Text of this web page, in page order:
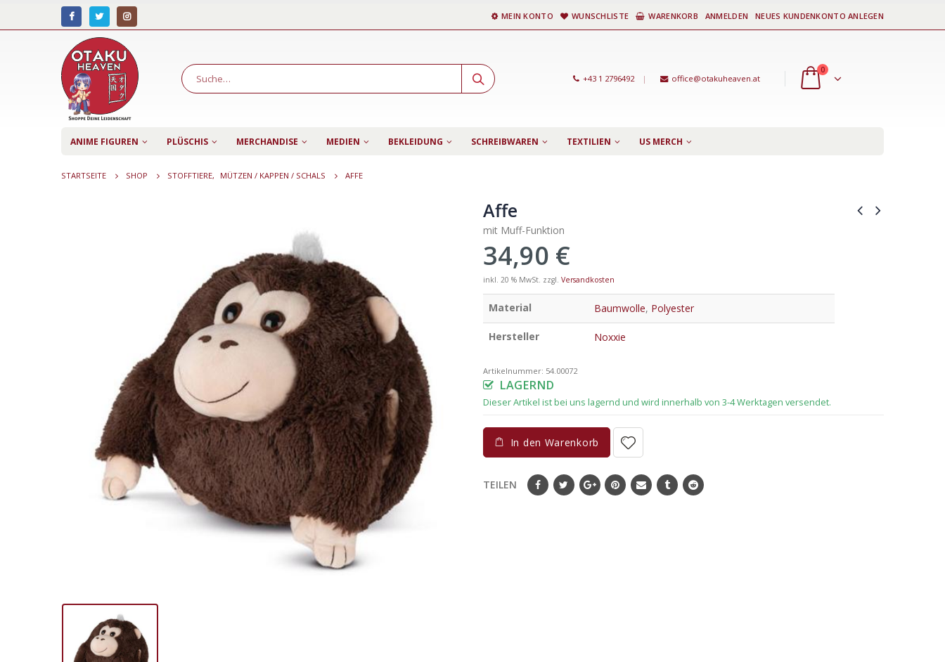
MEIN KONTO WUNSCHLISTE WARENKORB ANMELDEN NEUES KUNDENKONTO ANLEGEN
+43 1 2796492 | office@otakuheaven.at
0
ANIME FIGUREN PLÜSCHIS MERCHANDISE MEDIEN BEKLEIDUNG SCHREIBWAREN TEXTILIEN US MERCH
STARTSEITE SHOP STOFFTIERE, MÜTZEN / KAPPEN / SCHALS AFFE
Affe
mit Muff-Funktion
34,90 €
inkl. 20 % MwSt. zzgl. Versandkosten
Material Baumwolle, Polyester
Hersteller Noxxie
Artikelnummer: 54.00072
LAGERND
In den Warenkorb
TEILEN